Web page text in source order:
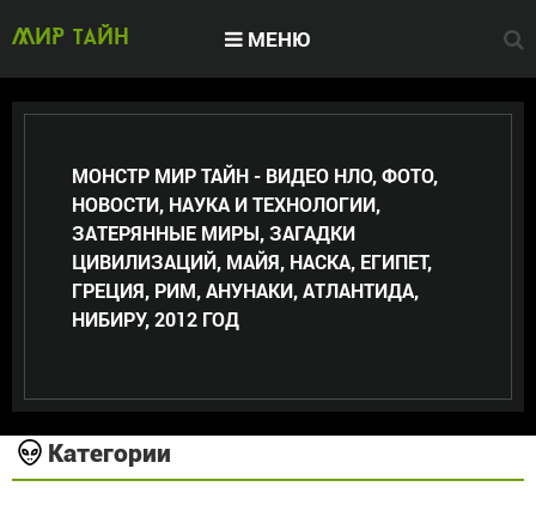
МИР тайн МЕНЮ
МОНСТР МИР ТАЙН - ВИДЕО НЛО, ФОТО,
НОВОСТИ, НАУКА И ТЕХНОЛОГИИ,
ЗАТЕРЯННЫЕ МИРЫ, ЗАГАДКИ
ЦИВИЛИЗАЦИЙ, МАЙЯ, НАСКА, ЕГИПЕТ,
ГРЕЦИЯ, РИМ, АНУНАКИ, АТЛАНТИДА,
НИБИРУ, 2012 ГОД
Категории